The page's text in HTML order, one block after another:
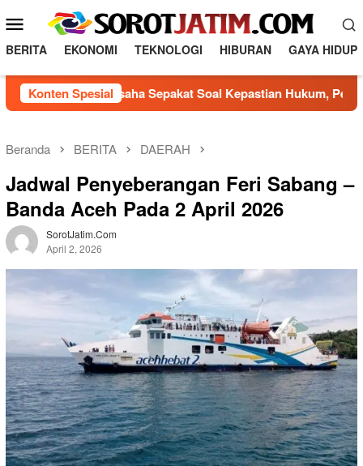
o
a
e
u
M
b
l
e
BERITA EKONOMI TEKNOLOGI HIBURAN GAYA HIDUP
Konten Spesial
Pelaku Usaha Sepakat Soal Kepastian Hukum, Perwali
Beranda BERITA DAERAH
Jadwal Penyeberangan Feri Sabang –
Banda Aceh Pada 2 April 2026
SorotJatim.com
April 2, 2026